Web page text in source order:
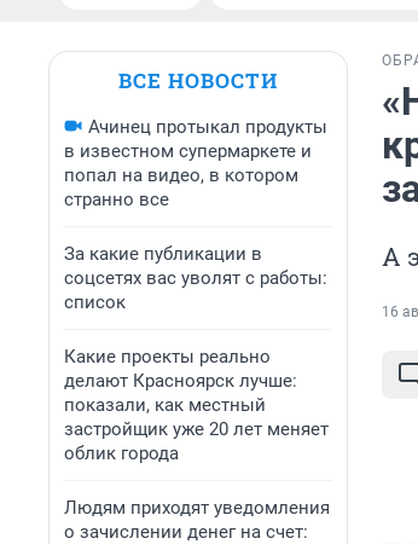
ВСЕ НОВОСТИ
Ачинец протыкал продукты
в известном супермаркете и
попал на видео, в котором
странно все
За какие публикации в
соцсетях вас уволят с работы:
список
Какие проекты реально
делают Красноярск лучше:
показали, как местный
застройщик уже 20 лет меняет
облик города
Людям приходят уведомления
о зачислении денег на счет:
А
16